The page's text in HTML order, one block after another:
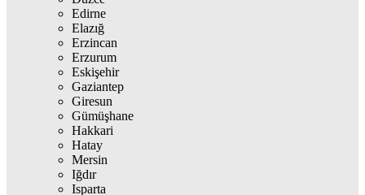
Edirne
Elazığ
Erzincan
Erzurum
Eskişehir
Gaziantep
Giresun
Gümüşhane
Hakkari
Hatay
Mersin
Iğdır
Isparta